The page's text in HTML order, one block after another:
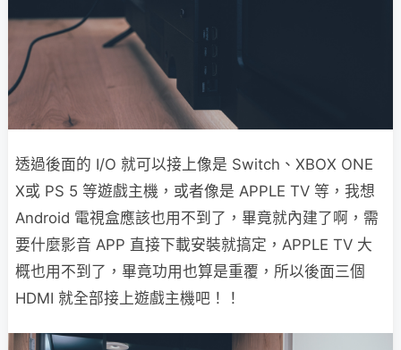
透過後面的 I/O 就可以接上像是 Switch、XBOX ONE
X或 PS 5 等遊戲主機，或者像是 APPLE TV 等，我想
Android 電視盒應該也用不到了，畢竟就內建了啊，需
要什麼影音 APP 直接下載安裝就搞定，APPLE TV 大
概也用不到了，畢竟功用也算是重覆，所以後面三個
HDMI 就全部接上遊戲主機吧！！